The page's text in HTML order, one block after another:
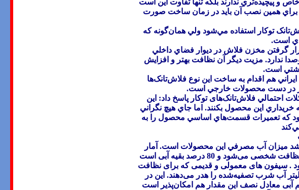
و پيچيده‌تري ندارند بلكه تنها تفاوت اين است
براي همين نصب آن بايد در زمان ساخت صورت
توكار استفاده مي‌شود ولي همان‌گونه كه
است.
گرفتن مخزن فلاش در ديوار فضاي داخلي
ندارد. مزيت ديگر آن نظافت بهتر و افزايش
است.
هم اقدام به ساخت اين نوع فلاش‌تانک‌ها
در دست محصولات خارجي است.
احتمالي فلاش‌تانک‌های توكار پاسخ داد: اين
اين محصول بكنند. اما جاي هيچ نگراني
كه تعميرات قسمت‌هاي اساسي محصول را به
ميزان آب مصرفي اين محصولات است. آمار
نشان می‌دهد فقط 20 درصد مصرف آب در توالت‌ها صرف نظافت شخصی می‌شود و 80 درصد بقیه آبی است
. سیفون های معمولی و قدیمی که برای نظافت
کاسه توالت استفاده می‌شوند در هر بار تخلیه بین 12 تا 16 لیتر آب شرب تصفیه‌شده را هدر می‌دهند. این در
آبی معادل نصف این مقدار هم امکان‌پذیر است